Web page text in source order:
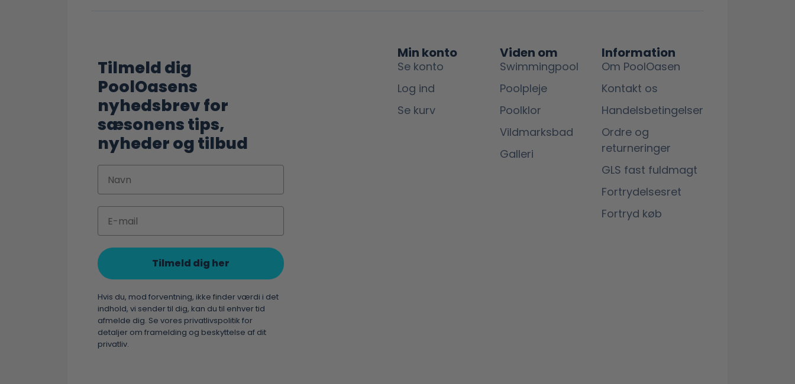
Tilmeld dig
PoolOasens
nyhedsbrev for
sæsonens tips,
nyheder og tilbud
Tilmeld dig her
Hvis du, mod forventning, ikke finder værdi i det
indhold, vi sender til dig, kan du til enhver tid
afmelde dig. Se vores privatlivspolitik for
detaljer om framelding og beskyttelse af dit
privatliv.
Min konto
Se konto
Log ind
Se kurv
Viden om
Swimmingpool
Poolpleje
Poolklor
Vildmarksbad
Galleri
Information
Om PoolOasen
Kontakt os
Handelsbetingelser
Ordre og
returneringer
GLS fast fuldmagt
Fortrydelsesret
Fortryd køb